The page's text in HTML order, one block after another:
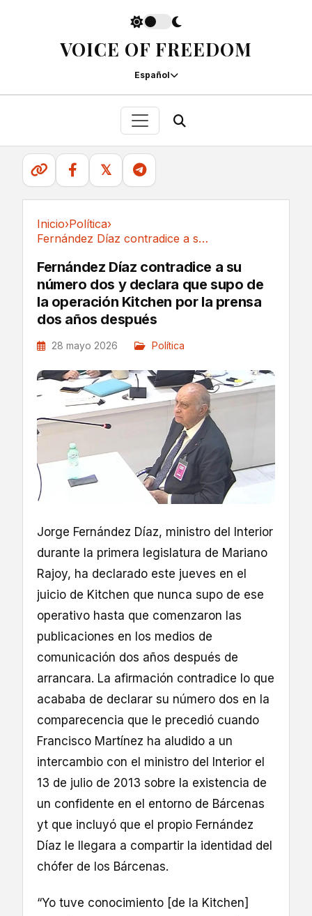
VOICE OF FREEDOM
Español
𝕏
Inicio›Política›
Fernández Díaz contradice a su número dos y...
Fernández Díaz contradice a su
número dos y declara que supo de
la operación Kitchen por la prensa
dos años después
28 mayo 2026 Política
Jorge Fernández Díaz, ministro del Interior
durante la primera legislatura de Mariano
Rajoy, ha declarado este jueves en el
juicio de Kitchen que nunca supo de ese
operativo hasta que comenzaron las
publicaciones en los medios de
comunicación dos años después de
arrancara. La afirmación contradice lo que
acababa de declarar su número dos en la
comparecencia que le precedió cuando
Francisco Martínez ha aludido a un
intercambio con el ministro del Interior el
13 de julio de 2013 sobre la existencia de
un confidente en el entorno de Bárcenas
yt que incluyó que el propio Fernández
Díaz le llegara a compartir la identidad del
chófer de los Bárcenas.
“Yo tuve conocimiento [de la Kitchen]